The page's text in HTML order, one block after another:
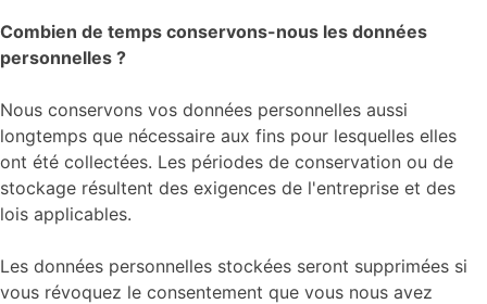
Combien de temps conservons-nous les données
personnelles ?
Nous conservons vos données personnelles aussi
longtemps que nécessaire aux fins pour lesquelles elles
ont été collectées. Les périodes de conservation ou de
stockage résultent des exigences de l'entreprise et des
lois applicables.
Les données personnelles stockées seront supprimées si
vous révoquez le consentement que vous nous avez